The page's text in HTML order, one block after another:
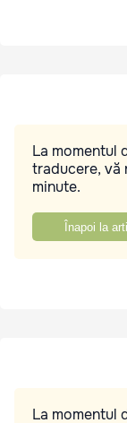
La momentul
traducere, vă
minute.
Înapoi la
La momentul